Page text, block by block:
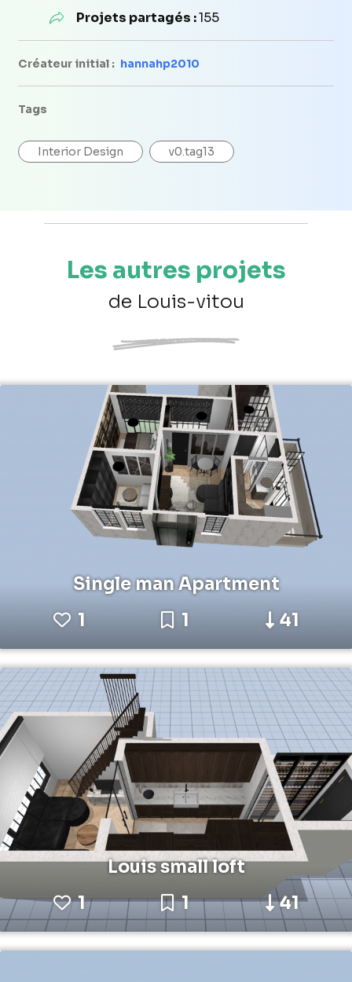
Projets partagés :155
Créateur initial : hannahp2010
Tags
Interior Design v0.tag13
Les autres projets
de Louis-vitou
Single man Apartment
1
1 41
Louis small loft
1
1 41